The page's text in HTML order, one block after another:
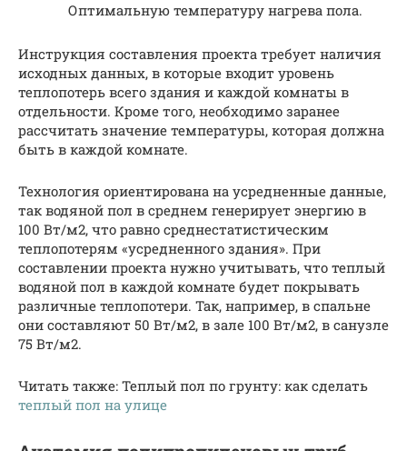
Оптимальную температуру нагрева пола.
Инструкция составления проекта требует наличия
исходных данных, в которые входит уровень
теплопотерь всего здания и каждой комнаты в
отдельности. Кроме того, необходимо заранее
рассчитать значение температуры, которая должна
быть в каждой комнате.
Технология ориентирована на усредненные данные,
так водяной пол в среднем генерирует энергию в
100 Вт/м2, что равно среднестатистическим
теплопотерям «усредненного здания». При
составлении проекта нужно учитывать, что теплый
водяной пол в каждой комнате будет покрывать
различные теплопотери. Так, например, в спальне
они составляют 50 Вт/м2, в зале 100 Вт/м2, в санузле
75 Вт/м2.
Читать также: Теплый пол по грунту: как сделать
теплый пол на улице